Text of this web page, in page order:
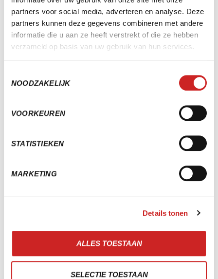
partners voor social media, adverteren en analyse. Deze
partners kunnen deze gegevens combineren met andere
informatie die u aan ze heeft verstrekt of die ze hebben
verzameld op basis van uw gebruik van hun services.
NOODZAKELIJK
VOORKEUREN
STATISTIEKEN
MARKETING
Details tonen
ALLES TOESTAAN
SELECTIE TOESTAAN
Wat gebeurt er bij een stornering?
Krijg ik inzicht in betaalstatussen?
Werkt het met elke bank?
Kan ik ook losse incasso’s aanmaken, bijvoorbeeld
ANDERE OPLOSSINGEN
PREMIUM KINDVRIENDELIJKE
ZWEMLESBELEVING
Voeg een speelse belevingslaag toe aan het